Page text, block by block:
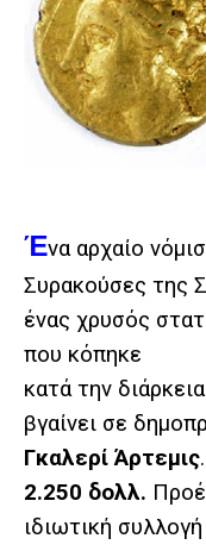
Ένα αρχαίο
Συρακούσες της
ένας χρυσός
που κόπηκε
κατά την
βγαίνει σε
Γκαλερί Άρτεμις
2.250 δολλ.
ιδιωτική